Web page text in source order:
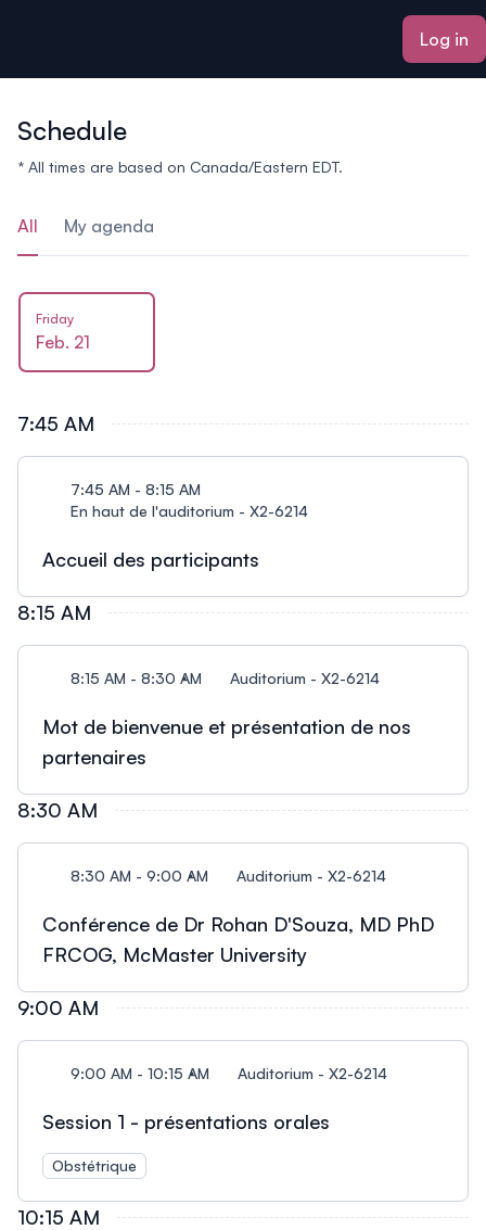
Log in
Schedule
* All times are based on Canada/Eastern EDT.
All My agenda
Friday
Feb. 21
7:45 AM
7:45 AM - 8:15 AM
En haut de l'auditorium - X2-6214
Accueil des participants
8:15 AM
8:15 AM - 8:30 AM Auditorium - X2-6214
Mot de bienvenue et présentation de nos
partenaires
8:30 AM
8:30 AM - 9:00 AM Auditorium - X2-6214
Conférence de Dr Rohan D'Souza, MD PhD
FRCOG, McMaster University
9:00 AM
9:00 AM - 10:15 AM Auditorium - X2-6214
Session 1 - présentations orales
Obstétrique
10:15 AM